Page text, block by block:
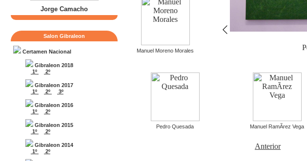
Jorge Camacho
Salon Gibraleon
Certamen Nacional
Gibraleon 2018
1º
2º
Gibraleon 2017
1º
2º 3º
Gibraleon 2016
1º
2º
Gibraleon 2015
1º
2º
Gibraleon 2014
1º
2º
Manuel Moreno Morales
Pedro Quesada Manuel RamÃ­rez Vega
Anterior